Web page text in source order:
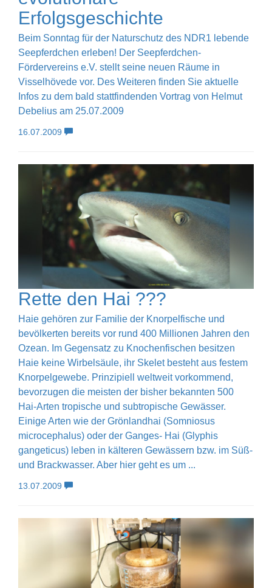
Erfolgsgeschichte
Beim Sonntag für der Naturschutz des NDR1 lebende
Seepferdchen erleben! Der Seepferdchen-
Fördervereins e.V. stellt seine neuen Räume in
Visselhövede vor. Des Weiteren finden Sie aktuelle
Infos zu dem bald stattfindenden Vortrag von Helmut
Debelius am 25.07.2009
16.07.2009
Rette den Hai ???
Haie gehören zur Familie der Knorpelfische und
bevölkerten bereits vor rund 400 Millionen Jahren den
Ozean. Im Gegensatz zu Knochenfischen besitzen
Haie keine Wirbelsäule, ihr Skelet besteht aus festem
Knorpelgewebe. Prinzipiell weltweit vorkommend,
bevorzugen die meisten der bisher bekannten 500
Hai-Arten tropische und subtropische Gewässer.
Einige Arten wie der Grönlandhai (Somniosus
microcephalus) oder der Ganges- Hai (Glyphis
gangeticus) leben in kälteren Gewässern bzw. im Süß-
und Brackwasser. Aber hier geht es um ...
13.07.2009